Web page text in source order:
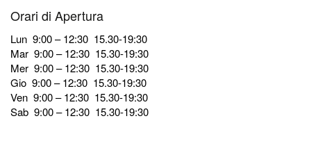
Orari di Apertura
Lun 9:00 – 12:30 15.30-19:30
Mar 9:00 – 12:30 15.30-19:30
Mer 9:00 – 12:30 15.30-19:30
Gio 9:00 – 12:30 15.30-19:30
Ven 9:00 – 12:30 15.30-19:30
Sab 9:00 – 12:30 15.30-19:30